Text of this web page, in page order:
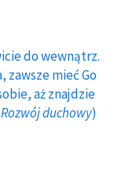
do wewnątrz.
zawsze mieć Go
aż znajdzie
Rozwój duchowy)